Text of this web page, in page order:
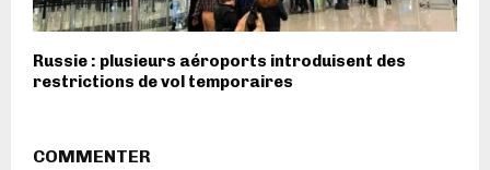
Russie : plusieurs aéroports introduisent des
restrictions de vol temporaires
COMMENTER